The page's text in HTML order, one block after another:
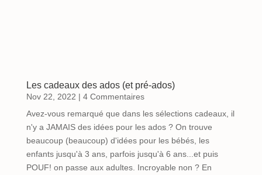
Les cadeaux des ados (et pré-ados)
Nov 22, 2022 | 4 Commentaires
Avez-vous remarqué que dans les sélections cadeaux, il
n'y a JAMAIS des idées pour les ados ? On trouve
beaucoup (beaucoup) d'idées pour les bébés, les
enfants jusqu'à 3 ans, parfois jusqu'à 6 ans...et puis
POUF! on passe aux adultes. Incroyable non ? En